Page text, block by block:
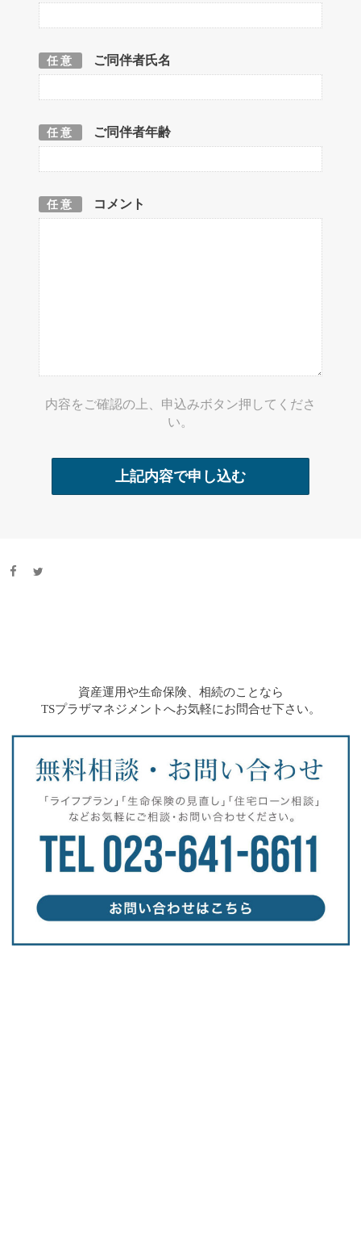
任意 ご同伴者氏名
任意 ご同伴者年齢
任意 コメント
内容をご確認の上、申込みボタン押してくださ
い。
資産運用や生命保険、相続のことなら
TSプラザマネジメントへお気軽にお問合せ下さい。